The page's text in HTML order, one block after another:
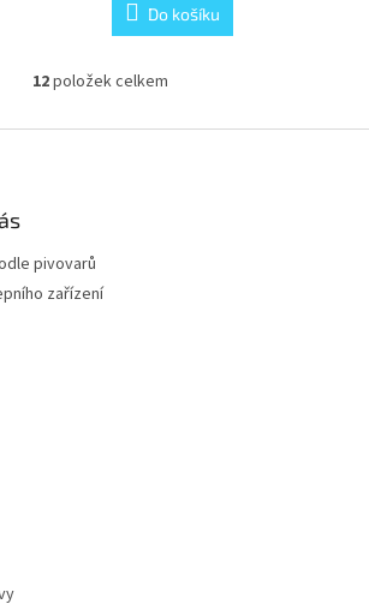
Do košíku
O
l
r
12položek celkem
pivovarů
zařízení